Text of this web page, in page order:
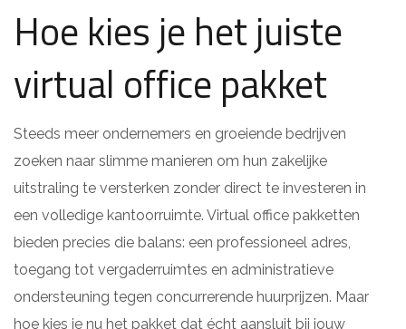
Hoe kies je het juiste
virtual office pakket
Steeds meer ondernemers en groeiende bedrijven
zoeken naar slimme manieren om hun zakelijke
uitstraling te versterken zonder direct te investeren in
een volledige kantoorruimte. Virtual office pakketten
bieden precies die balans: een professioneel adres,
toegang tot vergaderruimtes en administratieve
ondersteuning tegen concurrerende huurprijzen. Maar
hoe kies je nu het pakket dat écht aansluit bij jouw